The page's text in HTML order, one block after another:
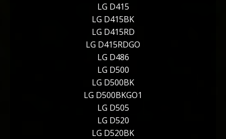
LG D415
LG D415BK
LG D415RD
LG D415RDGO
LG D486
LG D500
LG D500BK
LG D500BKGO1
LG D505
LG D520
LG D520BK